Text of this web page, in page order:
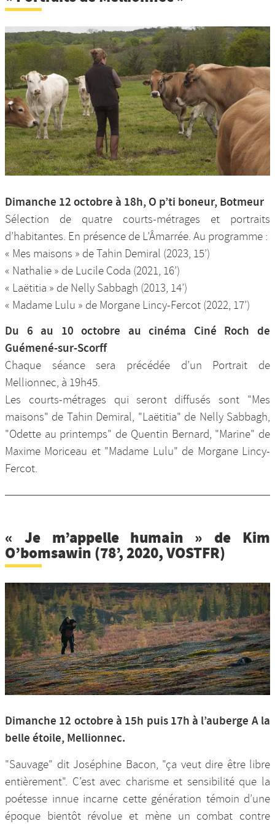
Dimanche 12 octobre à 18h, O p’ti boneur, Botmeur
Sélection de quatre courts-métrages et portraits
d’habitantes. En présence de L’Âmarrée. Au programme :
« Mes maisons » de Tahin Demiral (2023, 15’)
« Nathalie » de Lucile Coda (2021, 16’)
« Laëtitia » de Nelly Sabbagh (2013, 14’)
« Madame Lulu » de Morgane Lincy-Fercot (2022, 17’)
Du 6 au 10 octobre au cinéma Ciné Roch de
Guémené-sur-Scorff
Chaque séance sera précédée d’un Portrait de
Mellionnec, à 19h45.
Les courts-métrages qui seront diffusés sont "Mes
maisons" de Tahin Demiral, "Laëtitia" de Nelly Sabbagh,
"Odette au printemps" de Quentin Bernard, "Marine" de
Maxime Moriceau et "Madame Lulu" de Morgane Lincy-
Fercot.
« Je m’appelle humain » de Kim
O’bomsawin (78’, 2020, VOSTFR)
Dimanche 12 octobre à 15h puis 17h à l’auberge A la
belle étoile, Mellionnec.
"Sauvage" dit Joséphine Bacon, "ça veut dire être libre
entièrement". C’est avec charisme et sensibilité que la
poétesse innue incarne cette génération témoin d’une
époque bientôt révolue et mène un combat contre